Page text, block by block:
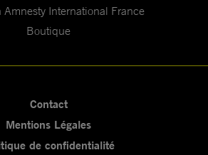
Amnesty International France
Boutique
Contact
Mentions Légales
de confidentialité